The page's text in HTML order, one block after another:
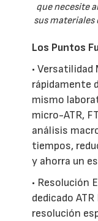
que necesite
sus materiales
Los Puntos
•
rápidamente
mismo
micro-ATR,
análisis
tiempos,
y ahorra un
• Resolución
dedicado
resolución